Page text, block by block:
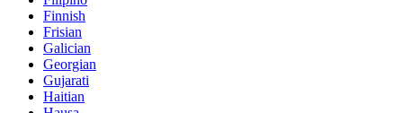
Finnish
Frisian
Galician
Georgian
Gujarati
Haitian